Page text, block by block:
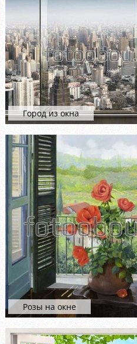
Город из окна
Розы на окне